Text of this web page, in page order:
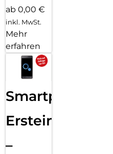
ab 0,00 €
inkl. MwSt.
Mehr
erfahren
Smartphone
Ersteinrichtung
–